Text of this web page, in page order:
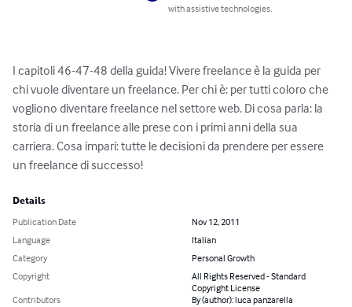
with assistive technologies.
I capitoli 46-47-48 della guida! Vivere freelance è la guida per
chi vuole diventare un freelance. Per chi è: per tutti coloro che
vogliono diventare freelance nel settore web. Di cosa parla: la
storia di un freelance alle prese con i primi anni della sua
carriera. Cosa impari: tutte le decisioni da prendere per essere
un freelance di successo!
Details
Publication Date
Nov 12, 2011
Language
Italian
Category
Personal Growth
Copyright
All Rights Reserved - Standard
Copyright License
Contributors
By (author): luca panzarella